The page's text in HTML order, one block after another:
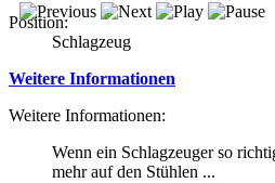
Position:
Schlagzeug
Weitere Informationen
Weitere Informationen:
Wenn ein Schlagzeuger so
mehr auf den Stühlen ...